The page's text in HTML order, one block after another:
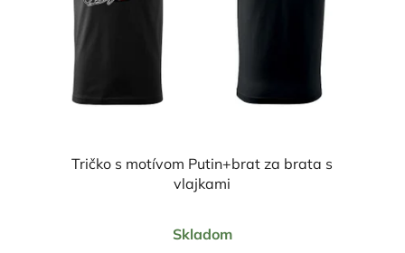
Tričko s motívom Putin+brat za brata s
vlajkami
hodnotenie
Skladom